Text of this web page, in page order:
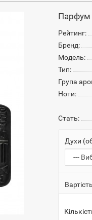
Парфум
Рейтинг:
Бренд:
Модель:
Тип:
Група
Ноти:
Стать:
Духи